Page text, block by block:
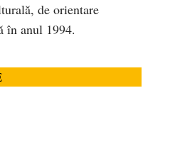
de orientare
în anul 1994.